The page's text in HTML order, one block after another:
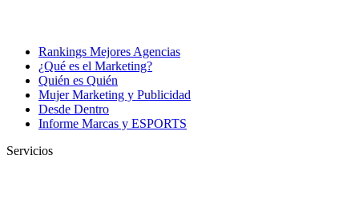
Rankings Mejores Agencias
¿Qué es el Marketing?
Quién es Quién
Mujer Marketing y Publicidad
Desde Dentro
Informe Marcas y ESPORTS
Servicios